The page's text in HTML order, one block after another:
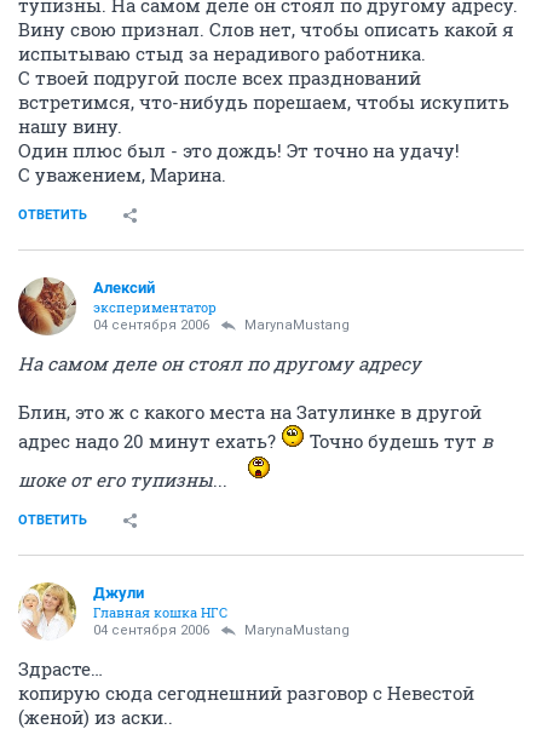
тупизны. На самом деле он стоял по другому адресу.
Вину свою признал. Слов нет, чтобы описать какой я
испытываю стыд за нерадивого работника.
С твоей подругой после всех празднований
встретимся, что-нибудь порешаем, чтобы искупить
нашу вину.
Один плюс был - это дождь! Эт точно на удачу!
С уважением, Марина.
ОТВЕТИТЬ
Алексий
экспериментатор
04 сентября 2006 MarynaMustang
На самом деле он стоял по другому адресу
Блин, это ж с какого места на Затулинке в другой
адрес надо 20 минут ехать?
Точно будешь тут в
шоке от его тупизны...
ОТВЕТИТЬ
Джули
Главная кошка НГС
04 сентября 2006 MarynaMustang
Здрасте…
копирую сюда сегоднешний разговор с Невестой
(женой) из аски..